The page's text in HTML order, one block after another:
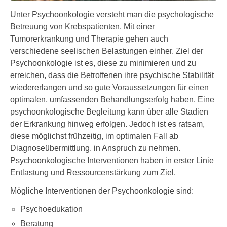
Unter Psychoonkologie versteht man die psychologische
Betreuung von Krebspatienten. Mit einer
Tumorerkrankung und Therapie gehen auch
verschiedene seelischen Belastungen einher. Ziel der
Psychoonkologie ist es, diese zu minimieren und zu
erreichen, dass die Betroffenen ihre psychische Stabilität
wiedererlangen und so gute Voraussetzungen für einen
optimalen, umfassenden Behandlungserfolg haben. Eine
psychoonkologische Begleitung kann über alle Stadien
der Erkrankung hinweg erfolgen. Jedoch ist es ratsam,
diese möglichst frühzeitig, im optimalen Fall ab
Diagnoseübermittlung, in Anspruch zu nehmen.
Psychoonkologische Interventionen haben in erster Linie
Entlastung und Ressourcenstärkung zum Ziel.
Mögliche Interventionen der Psychoonkologie sind:
Psychoedukation
Beratung